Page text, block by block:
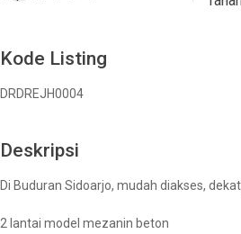
Kode Listing
DRDREJH0004
Deskripsi
Di Buduran Sidoarjo, mudah diakses,
2 lantai model mezanin beton